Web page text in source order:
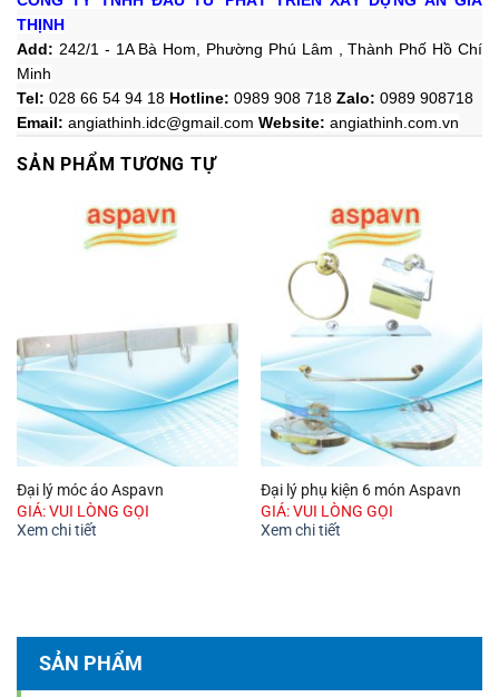
SẢN PHẨM
THỊNH
Add: 242/1 - 1A Bà Hom, Phường Phú Lâm , Thành Phố Hồ Chí
Minh
Tel: 028 66 54 94 18 Hotline: 0989 908 718 Zalo: 0989 908718
Email: angiathinh.idc@gmail.com Website: angiathinh. com.vn
SẢN PHẨM TƯƠNG TỰ
Đại lý móc áo Aspavn
GIÁ: VUI LÒNG GỌI
Xem chi tiết
Đại lý phụ kiện 6 món Aspavn
GIÁ: VUI LÒNG GỌI
Xem chi tiết